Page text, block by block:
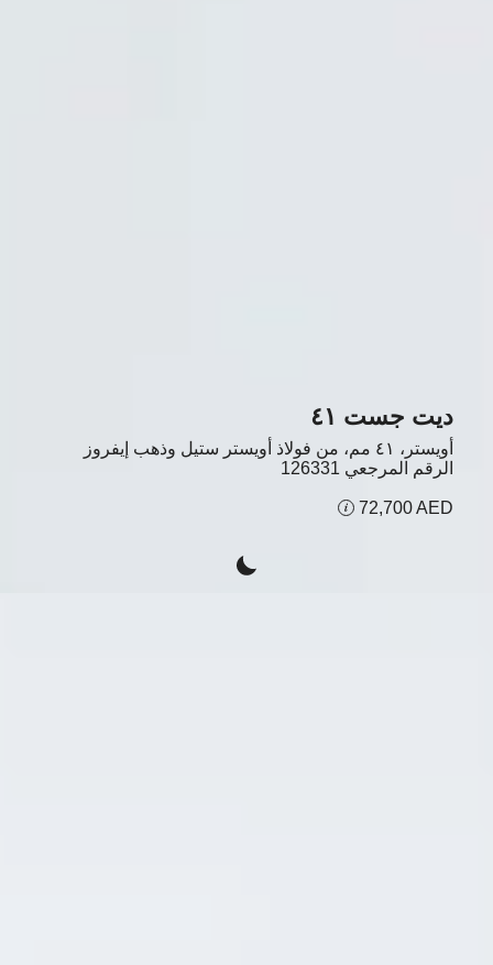
ديت جست ٤١
أويستر، ٤١ مم، من فولاذ أويستر ستيل وذهب إيفروز
الرقم المرجعي 126331
72,700 AED